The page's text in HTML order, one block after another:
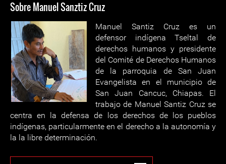
Sobre Manuel Sanztiz Cruz
Manuel Santiz Cruz es un
defensor indígena Tseltal de
derechos humanos y presidente
del Comité de Derechos Humanos
de la parroquia de San Juan
Evangelista en el municipio de
San Juan Cancuc, Chiapas. El
trabajo de Manuel Santiz Cruz se
centra en la defensa de los derechos de los pueblos
indígenas, particularmente en el derecho a la autonomía y
la la libre determinación.